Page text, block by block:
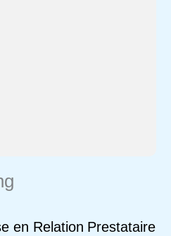
en Relation Prestataire